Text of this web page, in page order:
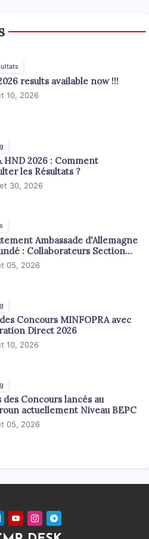
results available now !!!
10, 2026
HND 2026 : Comment
les Résultats ?
30, 2026
Ambassade d'Allemagne
: Collaborateurs Section
et Consulaire
05, 2026
Concours MINFOPRA avec
Direct 2026
10, 2026
des Concours lancés au
actuellement Niveau BEPC
05, 2026